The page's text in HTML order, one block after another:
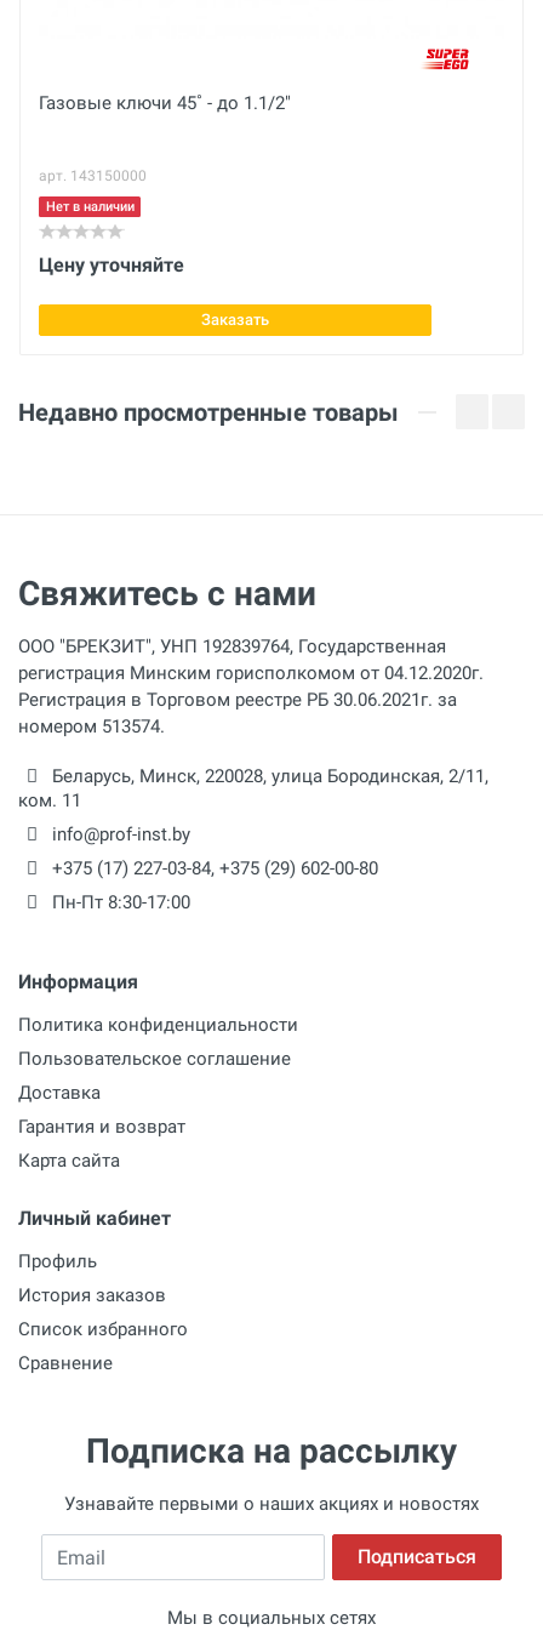
Вес брутто
Габариты с упаковкой (ДхШхВ)
см
Макс. рабочий Ø захвата
Длина
Газовые ключи 45˚ - до 1.1/2"
арт. 143150000
Нет в наличии
Цену уточняйте
Заказать
Недавно просмотренные товары
Свяжитесь с нами
ООО "БРЕКЗИТ", УНП 192839764, Государственная
регистрация Минским горисполкомом от 04.12.2020г.
Регистрация в Торговом реестре РБ 30.06.2021г. за
номером 513574.
Беларусь, Минск, 220028, улица Бородинская, 2/11,
ком. 11
info@prof-inst.by
+375 (17) 227-03-84, +375 (29) 602-00-80
Пн-Пт 8:30-17:00
Информация
Политика конфиденциальности
Пользовательское соглашение
Доставка
Гарантия и возврат
Карта сайта
Личный кабинет
Профиль
История заказов
Список избранного
Сравнение
Подписка на рассылку
Узнавайте первыми о наших акциях и новостях
Email Подписаться
Мы в социальных сетях